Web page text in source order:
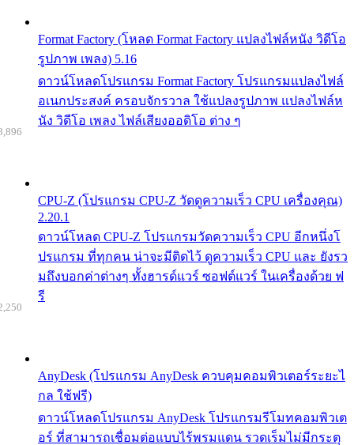
Format Factory (โหลด Format Factory แปลงไฟล์หนัง วิดีโอ
รูปภาพ เพลง) 5.16
ดาวน์โหลดโปรแกรม Format Factory โปรแกรมแปลงไฟล์
อเนกประสงค์ ครอบจักรวาล ใช้แปลงรูปภาพ แปลงไฟล์ห
นัง วิดีโอ เพลง ไฟล์เสียงออดิโอ ต่าง ๆ
CPU-Z (โปรแกรม CPU-Z วัดดูความเร็ว CPU เครื่องคุณ)
2.20.1
ดาวน์โหลด CPU-Z โปรแกรมวัดความเร็ว CPU อีกหนึ่งโ
ปรแกรม ที่ทุกคน น่าจะมีติดไว้ ดูความเร็ว CPU และ ยังรว
มถึงบอกค่าต่างๆ ทั้งฮารด์แวร์ ซอฟต์แวร์ ในเครื่องด้วย ฟ
รี
AnyDesk (โปรแกรม AnyDesk ควบคุมคอมพิวเตอร์ระยะไ
กล ใช้ฟรี)
ดาวน์โหลดโปรแกรม AnyDesk โปรแกรมรีโมทคอมพิวเต
อร์ ที่สามารถเชื่อมต่อแบบไร้พรมแดน รวดเร็มไม่มีกระตุ